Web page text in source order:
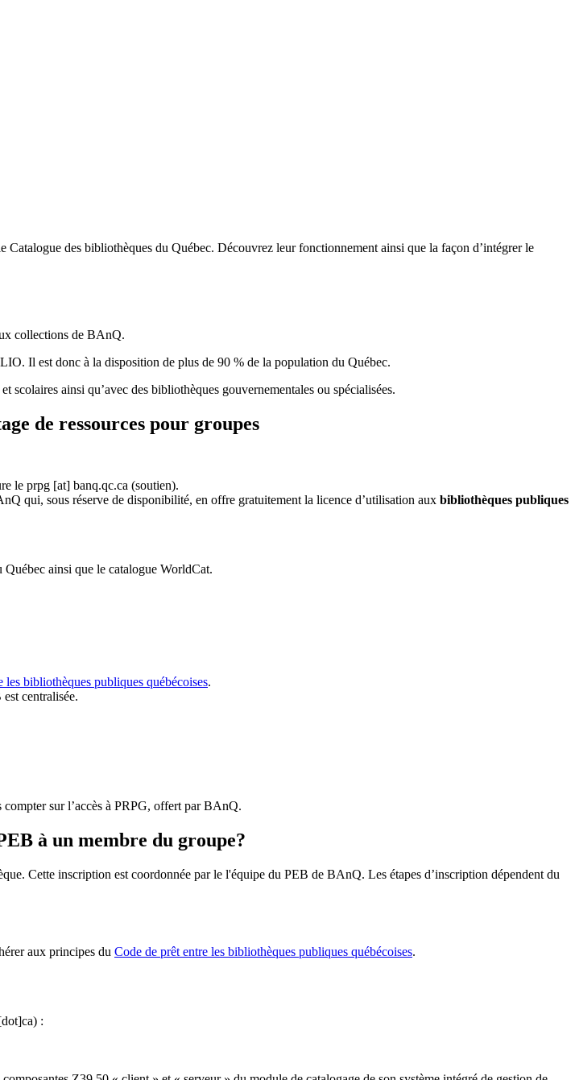
des bibliothèques du Québec. Découvrez leur fonctionnement ainsi que la façon d’intégrer le
collections de BAnQ.
Il est donc à la disposition de plus de 90 % de la population du Québec.
ainsi qu’avec des bibliothèques gouvernementales ou spécialisées.
de ressources pour groupes
le prpg [at] banq.qc.ca (soutien).
qui, sous réserve de disponibilité, en offre gratuitement la licence d’utilisation aux bibliothèques publiques
ainsi que le catalogue WorldCat.
les bibliothèques publiques québécoises.
centralisée.
sur l’accès à PRPG, offert par BAnQ.
à un membre du groupe?
Cette inscription est coordonnée par le l'équipe du PEB de BAnQ. Les étapes d’inscription dépendent du
aux principes du Code de prêt entre les bibliothèques publiques québécoises.
: